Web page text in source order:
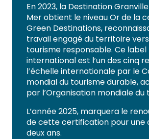
En 2023, la Destination
Mer obtient le niveau Or de la
Green Destinations,
travail engagé du territoire
tourisme responsable. Ce label
international est l’un des cinq
l’échelle internationale par le
mondial du tourisme durable,
par l’Organisation mondiale du
L’année 2025, marquera le
de cette certification pour une
deux ans.